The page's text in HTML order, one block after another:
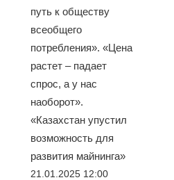
путь к обществу
всеобщего
потребления». «Цена
растет – падает
спрос, а у нас
наоборот».
«Казахстан упустил
возможность для
развития майнинга»
21.01.2025 12:00